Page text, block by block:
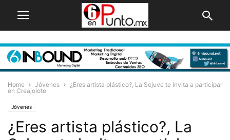
Home Jóvenes
¿Eres artista plástico?, La Sejuve te invita a participar
en Creajolote
Jóvenes
¿Eres artista plástico?, La